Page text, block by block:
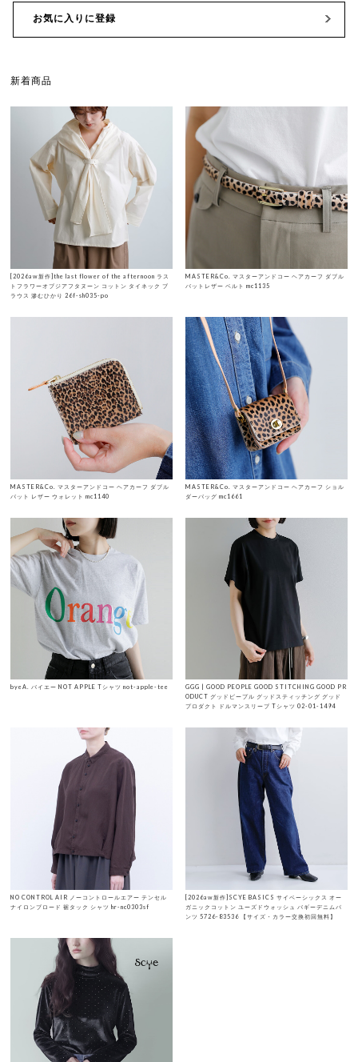
お気に入りに登録
新着商品
[2026aw新作]the last flower of the afternoon ラス
トフラワーオブジアフタヌーン コットン タイネック ブ
ラウス 滲むひかり 26f-sh035-po
MASTER&Co. マスターアンドコー ヘアカーフ ダブル
バットレザー ベルト mc1135
MASTER&Co. マスターアンドコー ヘアカーフ ダブル
バット レザー ウォレット mc1140
MASTER&Co. マスターアンドコー ヘアカーフ ショル
ダーバッグ mc1661
byeA. バイエー NOT APPLE Tシャツ not-apple-tee
GGG | GOOD PEOPLE GOOD STITCHING GOOD PR
ODUCT グッドピープル グッドスティッチング グッド
プロダクト ドルマンスリーブ Tシャツ 02-01-1494
NO CONTROL AIR ノーコントロールエアー テンセル
ナイロンブロード 裾タック シャツ hr-nc0303sf
[2026aw新作]SCYE BASICS サイベーシックス オー
ガニックコットン ユーズドウォッシュ バギーデニムパ
ンツ 5726-83536 【サイズ・カラー交換初回無料】